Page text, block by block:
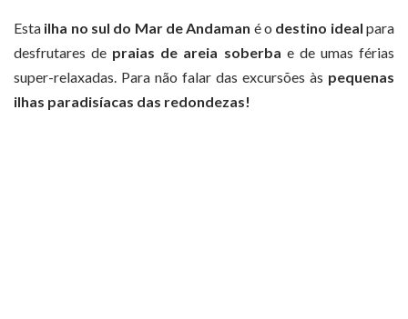
Esta ilha no sul do Mar de Andaman é o destino idealpara
desfrutares de praias de areia soberba e de umas férias
super-relaxadas. Para não falar das excursões às pequenas
ilhas paradisíacas das redondezas!